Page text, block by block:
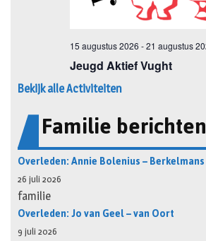
Bekijk alle Activiteiten
Familie berichten
Overleden: Annie Bolenius – Berkelmans
26 juli 2026
familie
Overleden: Jo van Geel – van Oort
9 juli 2026